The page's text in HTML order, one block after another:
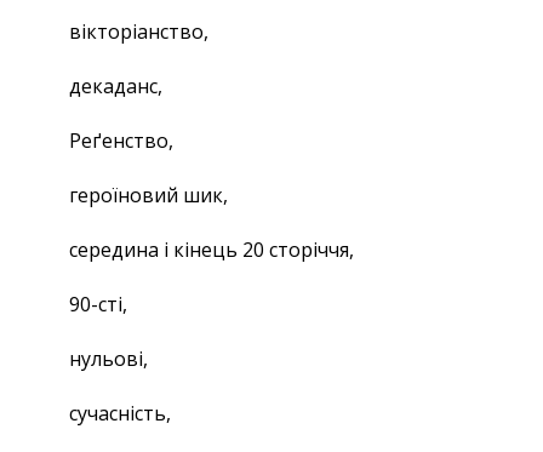
вікторіанство,
декаданс,
Реґенство,
героїновий шик,
середина і кінець 20 сторіччя,
90-сті,
нульові,
сучасність,